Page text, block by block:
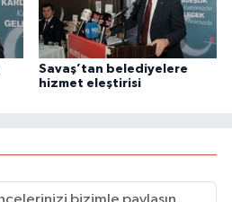
Savaş’tan belediyelere
hizmet eleştirisi